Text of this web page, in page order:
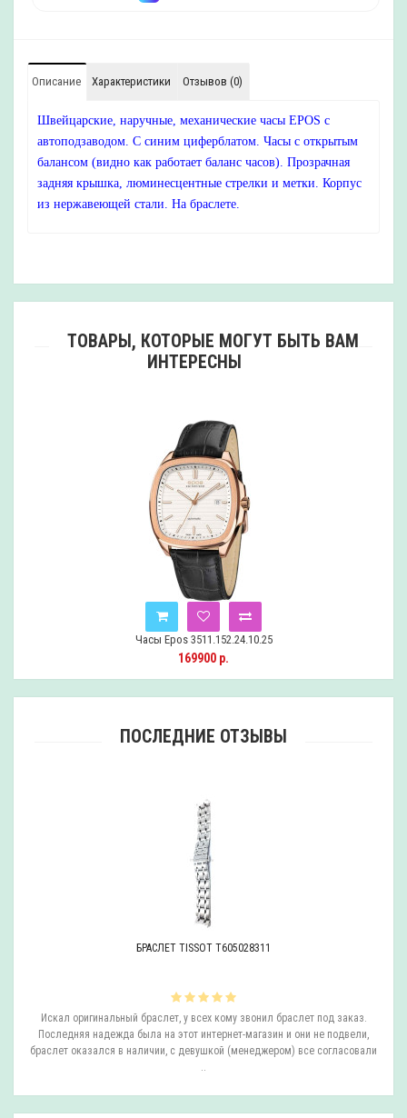
Описание Характеристики Отзывов (0)
Швейцарские, наручные, механические часы EPOS с
автоподзаводом. С синим циферблатом. Часы с открытым
балансом (видно как работает баланс часов). Прозрачная
задняя крышка, люминесцентные стрелки и метки. Корпус
из нержавеющей стали. На браслете.
ТОВАРЫ, КОТОРЫЕ МОГУТ БЫТЬ ВАМ
ИНТЕРЕСНЫ
Часы Epos 3511.152.24.10.25
169900 р.
ПОСЛЕДНИЕ ОТЗЫВЫ
БРАСЛЕТ TISSOT T605028311
Искал оригинальный браслет, у всех кому звонил браслет под заказ.
Последняя надежда была на этот интернет-магазин и они не подвели,
браслет оказался в наличии, с девушкой (менеджером) все согласовали
..